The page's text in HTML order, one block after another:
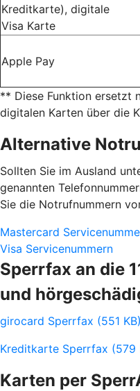
Kreditkarte), digitale
Visa Karte
Apple Pay
** Diese Funktion ersetzt
digitalen Karten über die
Alternative
Sollten Sie im Ausland
genannten
Sie die Notrufnummern
Mastercard
Visa Servicenummern
Sperrfax an die
und
girocard Sperrfax (551 KB)
Kreditkarte Sperrfax (579
Karten per